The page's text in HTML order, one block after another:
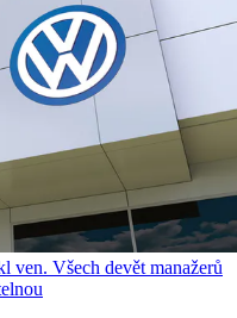
ven. Všech devět manažerů